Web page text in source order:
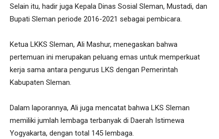
Selain itu, hadir juga Kepala Dinas Sosial Sleman, Mustadi, dan
Bupati Sleman periode 2016-2021 sebagai pembicara.
Ketua LKKS Sleman, Ali Mashur, menegaskan bahwa
pertemuan ini merupakan peluang emas untuk memperkuat
kerja sama antara pengurus LKS dengan Pemerintah
Kabupaten Sleman.
Dalam laporannya, Ali juga mencatat bahwa LKS Sleman
memiliki jumlah lembaga terbanyak di Daerah Istimewa
Yogyakarta, dengan total 145 lembaga.